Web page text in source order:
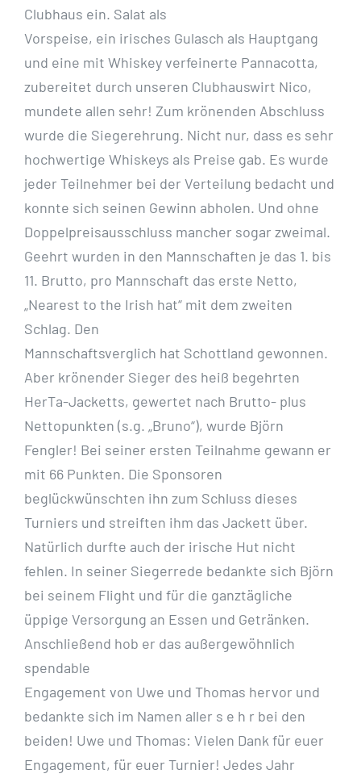
Clubhaus ein. Salat als
Vorspeise, ein irisches Gulasch als Hauptgang
und eine mit Whiskey verfeinerte Pannacotta,
zubereitet durch unseren Clubhauswirt Nico,
mundete allen sehr! Zum krönenden Abschluss
wurde die Siegerehrung. Nicht nur, dass es sehr
hochwertige Whiskeys als Preise gab. Es wurde
jeder Teilnehmer bei der Verteilung bedacht und
konnte sich seinen Gewinn abholen. Und ohne
Doppelpreisausschluss mancher sogar zweimal.
Geehrt wurden in den Mannschaften je das 1. bis
11. Brutto, pro Mannschaft das erste Netto,
„Nearest to the Irish hat“ mit dem zweiten
Schlag. Den
Mannschaftsverglich hat Schottland gewonnen.
Aber krönender Sieger des heiß begehrten
HerTa-Jacketts, gewertet nach Brutto- plus
Nettopunkten (s.g. „Bruno“), wurde Björn
Fengler! Bei seiner ersten Teilnahme gewann er
mit 66 Punkten. Die Sponsoren
beglückwünschten ihn zum Schluss dieses
Turniers und streiften ihm das Jackett über.
Natürlich durfte auch der irische Hut nicht
fehlen. In seiner Siegerrede bedankte sich Björn
bei seinem Flight und für die ganztägliche
üppige Versorgung an Essen und Getränken.
Anschließend hob er das außergewöhnlich
spendable
Engagement von Uwe und Thomas hervor und
bedankte sich im Namen aller s e h r bei den
beiden! Uwe und Thomas: Vielen Dank für euer
Engagement, für euer Turnier! Jedes Jahr